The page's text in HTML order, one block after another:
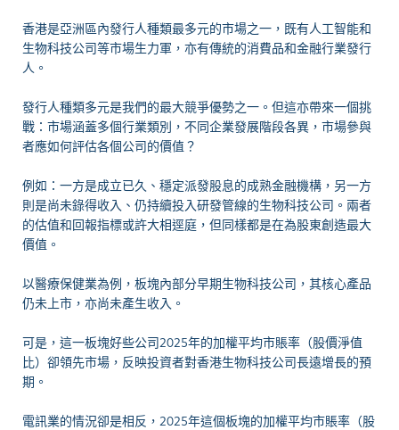
香港是亞洲區內發行人種類最多元的市場之一，既有人工智能和
生物科技公司等市場生力軍，亦有傳統的消費品和金融行業發行
人。
發行人種類多元是我們的最大競爭優勢之一。但這亦帶來一個挑
戰：市場涵蓋多個行業類別，不同企業發展階段各異，市場參與
者應如何評估各個公司的價值？
例如：一方是成立已久、穩定派發股息的成熟金融機構，另一方
則是尚未錄得收入、仍持續投入研發管線的生物科技公司。兩者
的估值和回報指標或許大相逕庭，但同樣都是在為股東創造最大
價值。
以醫療保健業為例，板塊內部分早期生物科技公司，其核心產品
仍未上市，亦尚未產生收入。
可是，這一板塊好些公司2025年的加權平均市賬率（股價淨值
比）卻領先市場，反映投資者對香港生物科技公司長遠增長的預
期。
電訊業的情況卻是相反，2025年這個板塊的加權平均市賬率（股